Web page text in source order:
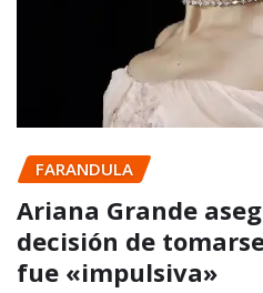
FARANDULA
Ariana Grande
decisión de
fue «impulsiva»